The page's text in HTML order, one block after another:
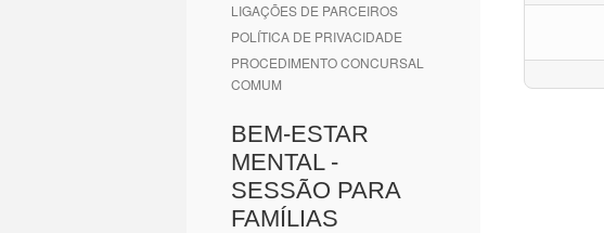
LIGAÇÕES DE PARCEIROS
POLÍTICA DE PRIVACIDADE
PROCEDIMENTO CONCURSAL
COMUM
BEM-ESTAR
MENTAL -
SESSÃO PARA
FAMÍLIAS